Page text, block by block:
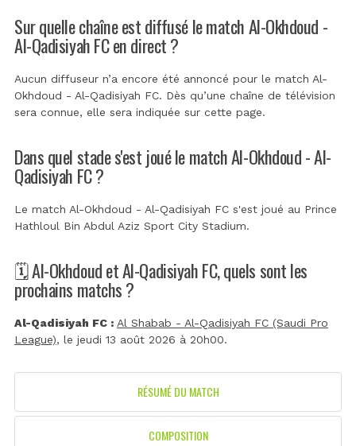
Sur quelle chaîne est diffusé le match Al-Okhdoud -
Al-Qadisiyah FC en direct ?
Aucun diffuseur n’a encore été annoncé pour le match Al-
Okhdoud - Al-Qadisiyah FC. Dès qu’une chaîne de télévision
sera connue, elle sera indiquée sur cette page.
Dans quel stade s'est joué le match Al-Okhdoud - Al-
Qadisiyah FC ?
Le match Al-Okhdoud - Al-Qadisiyah FC s'est joué au Prince
Hathloul Bin Abdul Aziz Sport City Stadium.
🗓️ Al-Okhdoud et Al-Qadisiyah FC, quels sont les
prochains matchs ?
Al-Qadisiyah FC : Al Shabab - Al-Qadisiyah FC (Saudi Pro
League), le jeudi 13 août 2026 à 20h00.
RÉSUMÉ DU MATCH
COMPOSITION